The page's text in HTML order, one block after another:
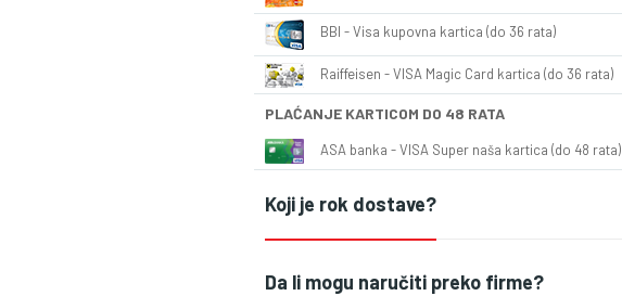
BBI - Visa kupovna kartica (do 36 rata)
Raiffeisen - VISA Magic Card kartica (do 36 rata)
PLAĆANJE KARTICOM DO 48 RATA
ASA banka - VISA Super naša kartica (do 48 rata)
Koji je rok dostave?
Da li mogu naručiti preko firme?